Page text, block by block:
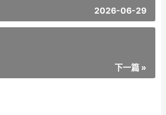
2026-06-29
下一篇 »